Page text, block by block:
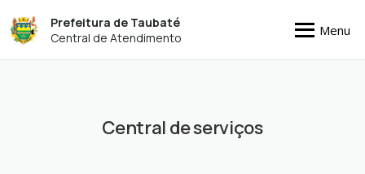
Prefeitura de Taubaté
Central de Atendimento
Menu
Central de serviços